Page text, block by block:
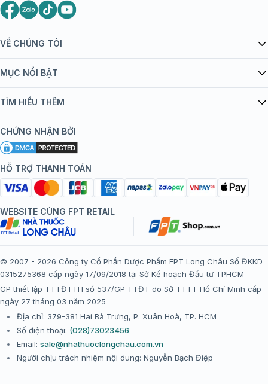
VỀ CHÚNG TÔI
Giới thiệu Tiêm Chủng FPT Long Châu
bán hàng
Chính sách nội dung
Chính sách bảo mật
Chính sách bảo mật dữ liệu cá nhân
Chính sách thanh toán
Chính sách đổi trả gói, mũi tiêm tại trung tâm tiêm chủng
FPT Long Châu
Thể lệ chương trình “Tích điểm nhận đặc quyền”
MỤC NỔI BẬT
Danh mục vắc xin
Đội ngũ bác sĩ, chuyên gia
Hệ thống trung tâm tiêm chủng
TÌM HIỂU THÊM
Khuyến mãi
Tôi nên tiêm gì?
Tiêm chủng đi nước ngoài
CHỨNG NHẬN BỞI
HỖ TRỢ THANH TOÁN
WEBSITE CÙNG FPT RETAIL
© 2007 - 2026 Công ty Cổ Phần Dược Phẩm FPT Long Châu Số ĐKKD
0315275368 cấp ngày 17/09/2018 tại Sở Kế hoạch Đầu tư TPHCM
GP thiết lập TTTĐTTH số 537/GP-TTĐT do Sở TTTT Hồ Chí Minh cấp
ngày 27 tháng 03 năm 2025
Địa chỉ: 379-381 Hai Bà Trưng, P. Xuân Hoà, TP. HCM
Số điện thoại: (028)73023456
Email: sale@nhathuoclongchau.com.vn
Người chịu trách nhiệm nội dung: Nguyễn Bạch Điệp